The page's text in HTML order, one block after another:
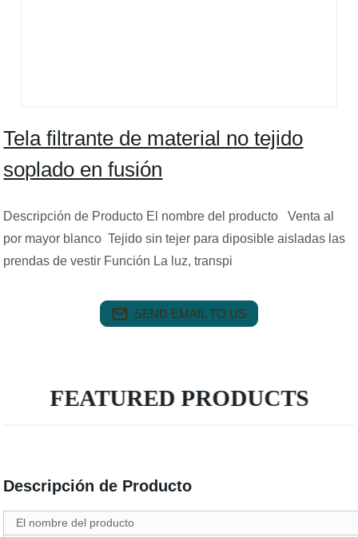
Tela filtrante de material no tejido
soplado en fusión
Descripción de Producto El nombre del producto Venta al
por mayor blanco Tejido sin tejer para diposible aisladas las
prendas de vestir Función La luz, transpi
SEND EMAIL TO US
FEATURED PRODUCTS
Descripción de Producto
El nombre del producto